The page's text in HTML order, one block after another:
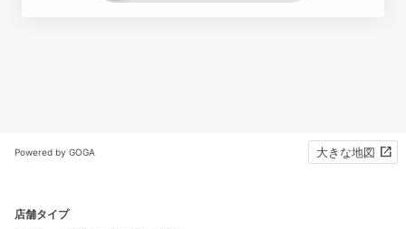
Powered by GOGA 大きな地図
店舗タイプ